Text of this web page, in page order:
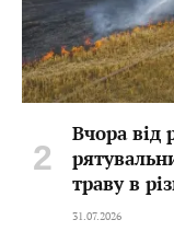
Вчора від
траву в
31.07.2026